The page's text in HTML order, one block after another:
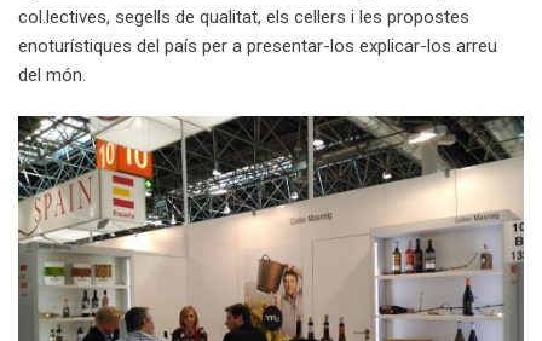
col.lectives, segells de qualitat, els cellers i les propostes
enoturístiques del país per a presentar-los explicar-los arreu
del món.